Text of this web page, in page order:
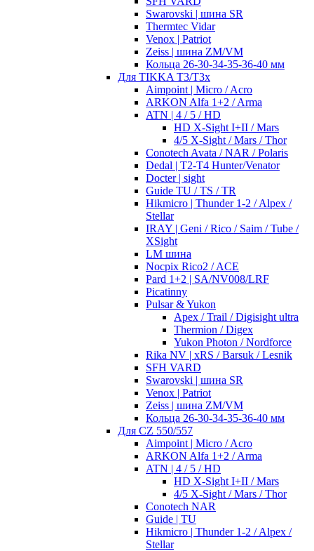
Swarovski | шина SR
Thermtec Vidar
Venox | Patriot
Zeiss | шина ZM/VM
Кольца 26-30-34-35-36-40 мм
Для TIKKA T3/T3x
Aimpoint | Micro / Acro
ARKON Alfa 1+2 / Arma
ATN | 4 / 5 / HD
HD X-Sight I+II / Mars
4/5 X-Sight / Mars / Thor
Conotech Avata / NAR / Polaris
Dedal | T2-T4 Hunter/Venator
Docter | sight
Guide TU / TS / TR
Hikmicro | Thunder 1-2 / Alpex /
Stellar
IRAY | Geni / Rico / Saim / Tube /
XSight
LM шина
Nocpix Rico2 / ACE
Pard 1+2 | SA/NV008/LRF
Picatinny
Pulsar & Yukon
Apex / Trail / Digisight ultra
Thermion / Digex
Yukon Photon / Nordforce
Rika NV | xRS / Barsuk / Lesnik
SFH VARD
Swarovski | шина SR
Venox | Patriot
Zeiss | шина ZM/VM
Кольца 26-30-34-35-36-40 мм
Для CZ 550/557
Aimpoint | Micro / Acro
ARKON Alfa 1+2 / Arma
ATN | 4 / 5 / HD
HD X-Sight I+II / Mars
4/5 X-Sight / Mars / Thor
Conotech NAR
Guide | TU
Hikmicro | Thunder 1-2 / Alpex /
Stellar